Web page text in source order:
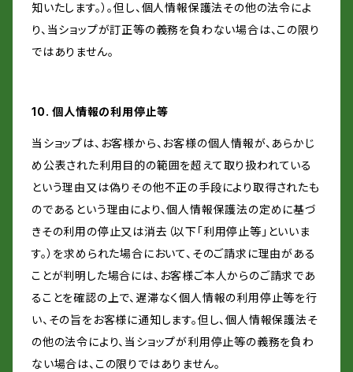
知いたします。）。但し、個人情報保護法その他の法令によ
り、当ショップが訂正等の義務を負わない場合は、この限り
ではありません。
10. 個人情報の利用停止等
当ショップは、お客様から、お客様の個人情報が、あらかじ
め公表された利用目的の範囲を超えて取り扱われている
という理由又は偽りその他不正の手段により取得されたも
のであるという理由により、個人情報保護法の定めに基づ
きその利用の停止又は消去（以下「利用停止等」といいま
す。）を求められた場合において、そのご請求に理由がある
ことが判明した場合には、お客様ご本人からのご請求であ
ることを確認の上で、遅滞なく個人情報の利用停止等を行
い、その旨をお客様に通知します。但し、個人情報保護法そ
の他の法令により、当ショップが利用停止等の義務を負わ
ない場合は、この限りではありません。